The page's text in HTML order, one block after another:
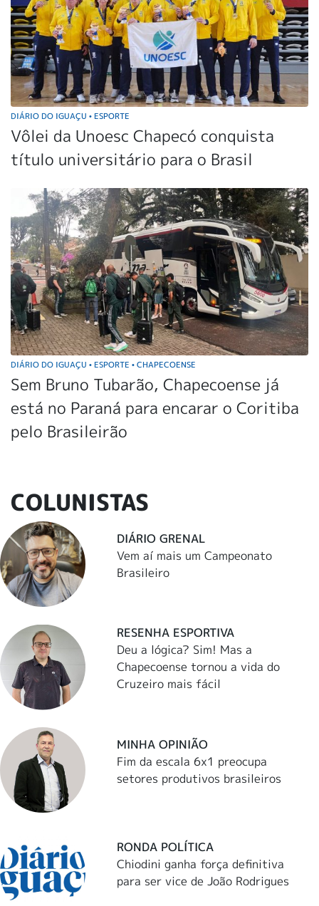
DIÁRIO DO IGUAÇU • ESPORTE
Vôlei da Unoesc Chapecó conquista
título universitário para o Brasil
DIÁRIO DO IGUAÇU • ESPORTE • CHAPECOENSE
Sem Bruno Tubarão, Chapecoense já
está no Paraná para encarar o Coritiba
pelo Brasileirão
COLUNISTAS
DIÁRIO GRENAL
Vem aí mais um Campeonato
Brasileiro
RESENHA ESPORTIVA
Deu a lógica? Sim! Mas a
Chapecoense tornou a vida do
Cruzeiro mais fácil
MINHA OPINIÃO
Fim da escala 6x1 preocupa
setores produtivos brasileiros
RONDA POLÍTICA
Chiodini ganha força definitiva
para ser vice de João Rodrigues